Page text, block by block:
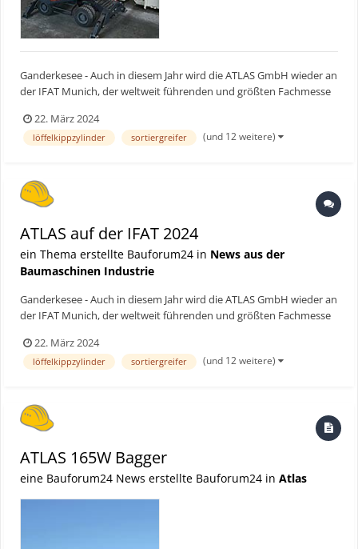
Ganderkesee - Auch in diesem Jahr wird die ATLAS GmbH wieder an
der IFAT Munich, der weltweit führenden und größten Fachmesse
präsentiert die Weltleitmesse Lösungen für die Bereiche Wasser-,
Abwasser-, Abfall- und Rohstoffwirtschaft sowie Str...
22. März 2024
löffelkippzylinder sortiergreifer (und 12 weitere)
ATLAS auf der IFAT 2024
ein Thema erstellte Bauforum24 in News aus der
Baumaschinen Industrie
Ganderkesee - Auch in diesem Jahr wird die ATLAS GmbH wieder an
der IFAT Munich, der weltweit führenden und größten Fachmesse
präsentiert die Weltleitmesse Lösungen für die Bereiche Wasser-,
Abwasser-, Abfall- und Rohstoffwirtschaft sowie Str...
22. März 2024
löffelkippzylinder sortiergreifer (und 12 weitere)
ATLAS 165W Bagger
eine Bauforum24 News erstellte Bauforum24 in Atlas